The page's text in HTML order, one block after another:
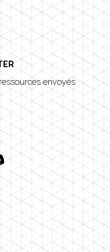
envoyés